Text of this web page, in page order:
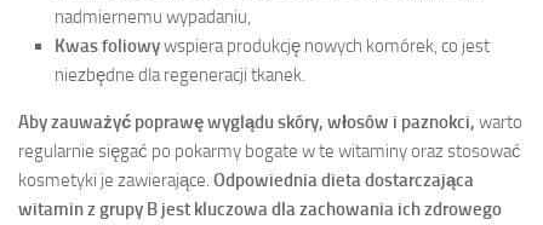
nadmiernemu wypadaniu,
Kwas foliowywspiera produkcję nowych komórek, co jest
niezbędne dla regeneracji tkanek.
Aby zauważyć poprawę wyglądu skóry, włosów i paznokci, warto
regularnie sięgać po pokarmy bogate w te witaminy oraz stosować
kosmetyki je zawierające. Odpowiednia dieta dostarczająca
witamin z grupy B jest kluczowa dla zachowania ich zdrowego